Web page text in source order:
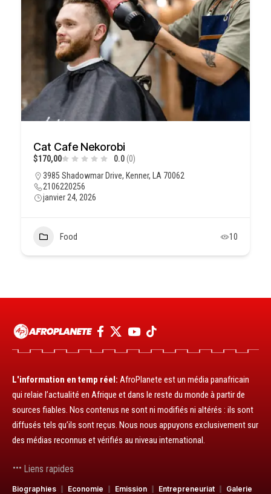
Cat Cafe Nekorobi
$170,00 0.0 (0)
3985 Shadowmar Drive, Kenner, LA 70062
2106220256
janvier 24, 2026
Food 10
L'information en temp réel: AfroPlanete est un média panafricain
qui relaie l’actualité en Afrique et dans le reste du monde à partir de
sources fiables. Nos contenus ne sont ni modifiés ni altérés : ils sont
diffusés tels qu’ils sont reçus. Nous nous appuyons exclusivement sur
des médias reconnus et vérifiés au niveau international.
Liens rapides
Biographies Economie Emission Entrepreneuriat Galerie